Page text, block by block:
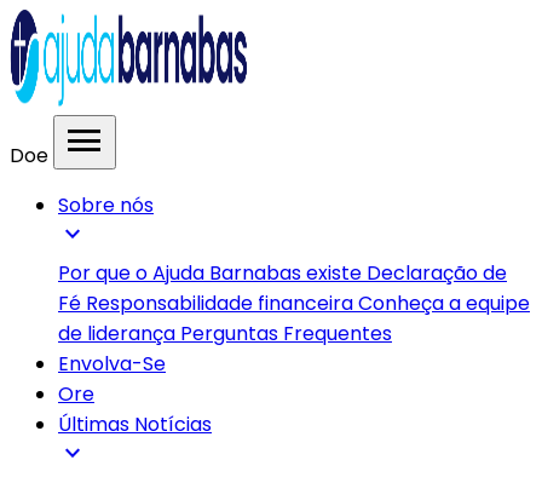
Doe menu
Sobre nós
expand_more
Por que o Ajuda Barnabas existe Declaração de
Fé Responsabilidade financeiraConheça a equipe
de liderança Perguntas Frequentes
Envolva-Se
Ore
Últimas Notícias
expand_more